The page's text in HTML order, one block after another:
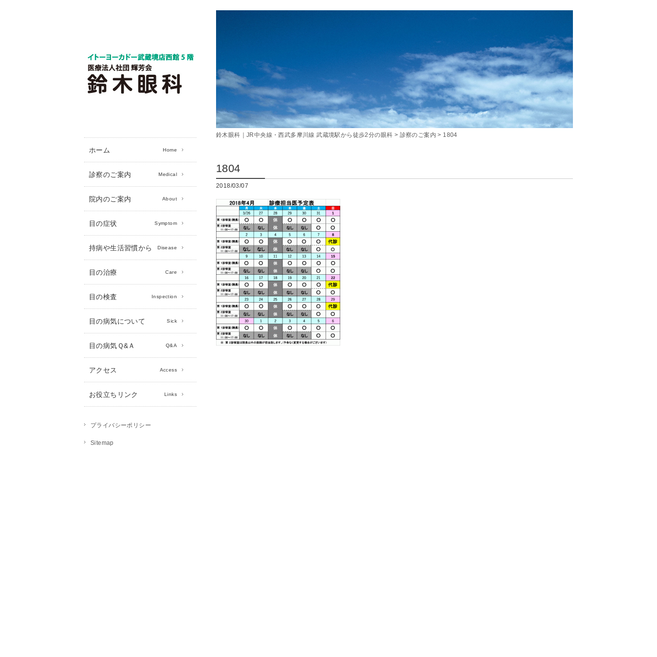
ホーム Home
診察のご案内 Medical
院内のご案内 About
目の症状 Symptom
持病や生活習慣から Disease
目の治療 Care
目の検査 Inspection
目の病気について Sick
目の病気Ｑ&Ａ Q&A
アクセス Access
お役立ちリンク Links
プライバシーポリシー
Sitemap
鈴木眼科｜JR中央線・西武多摩川線 武蔵境駅から徒歩2分の眼科 > 診察のご案内 > 1804
1804
2018/03/07